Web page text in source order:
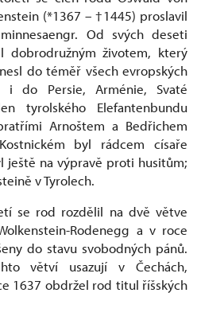
(*1367 – †1445) proslavil
Od svých deseti
dobrodružným životem, který
do téměř všech evropských
i do Persie, Arménie, Svaté
tyrolského Elefantenbundu
Arnoštem a Bedřichem
byl rádcem císaře
ještě na výpravě proti husitům;
v Tyrolech.
se rod rozdělil na dvě větve
Rodenegg a v roce
do stavu svobodných pánů.
větví usazují v Čechách,
1637 obdržel rod titul říšských